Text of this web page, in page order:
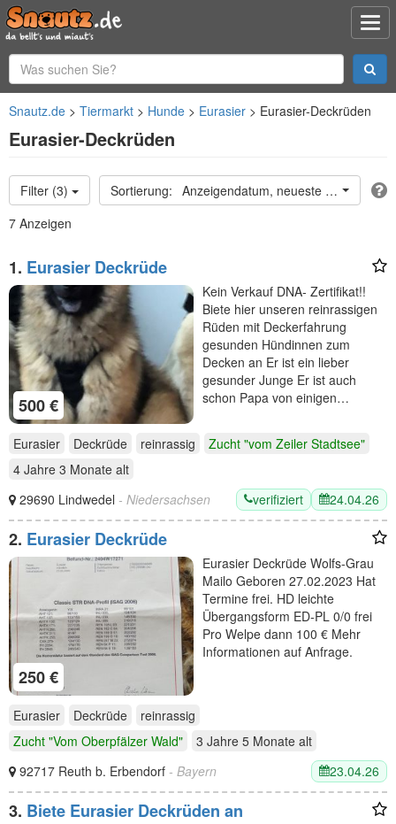
Snautz.de Tiermarkt Hunde Eurasier Eurasier-Deckrüden
Eurasier-Deckrüden
Filter (3)
Anzeigendatum, neueste oben
7 Anzeigen
1. Eurasier Deckrüde
500 €
Kein Verkauf DNA- Zertifikat!!
Biete hier unseren reinrassigen
Rüden mit Deckerfahrung
gesunden Hündinnen zum
Decken an Er ist ein lieber
gesunder Junge Er ist auch
schon Papa von einigen…
Eurasier Deckrüde reinrassig
Zucht "vom Zeiler Stadtsee"
4 Jahre 3 Monate alt
29690 Lindwedel - Niedersachsen verifiziert 24.04.26
2. Eurasier Deckrüde
250 €
Eurasier Deckrüde Wolfs-Grau
Mailo Geboren 27.02.2023 Hat
Termine frei. HD leichte
Übergangsform ED-PL 0/0 frei
Pro Welpe dann 100 € Mehr
Informationen auf Anfrage.
Eurasier Deckrüde
reinrassig
Zucht "Vom Oberpfälzer Wald"
3 Jahre 5 Monate alt
92717 Reuth b. Erbendorf - Bayern 23.04.26
3. Biete Eurasier Deckrüden an